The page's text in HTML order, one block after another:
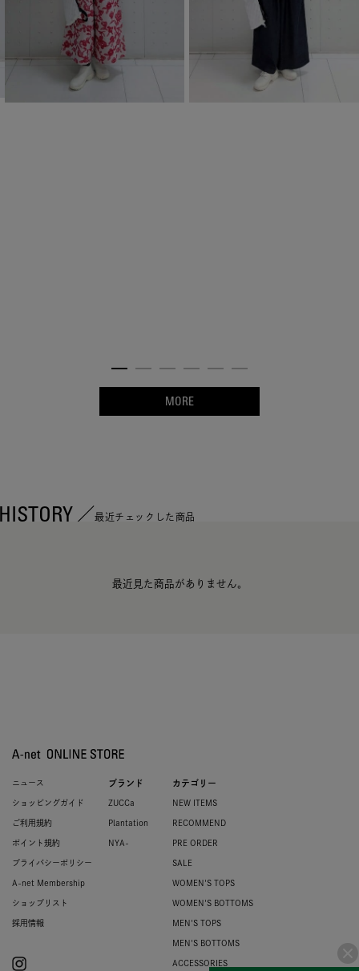
MORE
最近チェックした商品
最近見た商品がありません。
ニュース
ショッピングガイド
ご利用規約
ポイント規約
プライバシーポリシー
A-net Membership
ショップリスト
採用情報
ブランド
ZUCCa
Plantation
NYA-
カテゴリー
NEW ITEMS
RECOMMEND
PRE ORDER
SALE
WOMEN'S TOPS
WOMEN'S BOTTOMS
MEN'S TOPS
MEN'S BOTTOMS
ACCESSORIES